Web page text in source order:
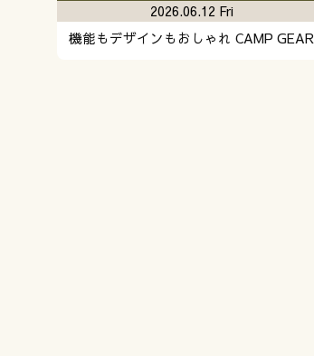
機能もデザインもおしゃれ CAMP GEAR
2026.06.12 Fri